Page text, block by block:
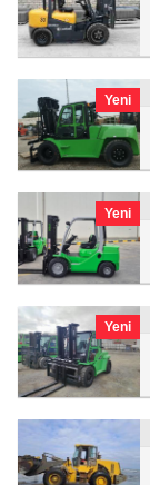
Yeni
Yeni
Yeni